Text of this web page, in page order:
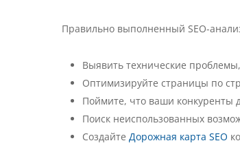
Правильно выполненный SEO-
Выявить технические
Оптимизируйте страницы по
Поймите, что ваши конкуренты
Поиск неиспользованных
Создайте Дорожная карта SEO